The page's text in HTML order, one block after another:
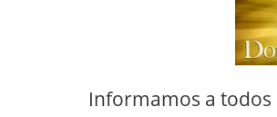
Informamos a todos